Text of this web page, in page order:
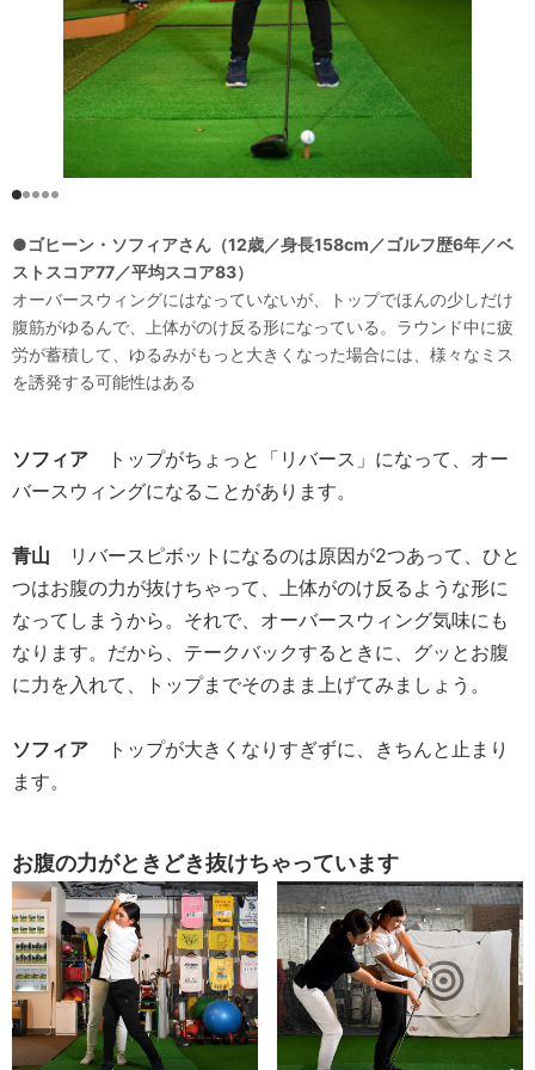
●ゴヒーン・ソフィアさん（12歳／身長158cm／ゴルフ歴6年／ベ
ストスコア77／平均スコア83）
オーバースウィングにはなっていないが、トップでほんの少しだけ
腹筋がゆるんで、上体がのけ反る形になっている。ラウンド中に疲
労が蓄積して、ゆるみがもっと大きくなった場合には、様々なミス
を誘発する可能性はある
ソフィア
トップがちょっと「リバース」になって、オー
バースウィングになることがあります。
青山
リバースピボットになるのは原因が2つあって、ひと
つはお腹の力が抜けちゃって、上体がのけ反るような形に
なってしまうから。それで、オーバースウィング気味にも
なります。だから、テークバックするときに、グッとお腹
に力を入れて、トップまでそのまま上げてみましょう。
ソフィア
トップが大きくなりすぎずに、きちんと止まり
ます。
お腹の力がときどき抜けちゃっています